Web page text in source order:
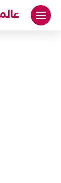
التجاوز
المحتوى